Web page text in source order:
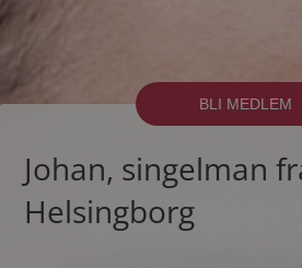
BLI MEDLEM
Johan, singelman
Helsingborg